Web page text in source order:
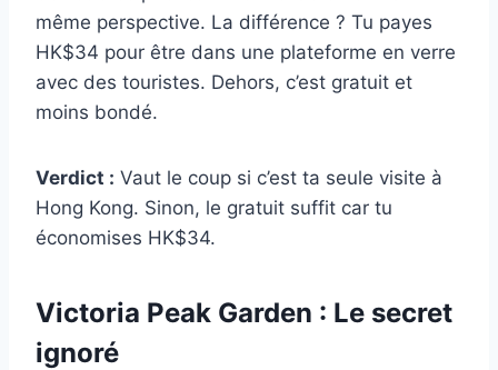
même perspective. La différence ? Tu payes
HK$34 pour être dans une plateforme en verre
avec des touristes. Dehors, c’est gratuit et
moins bondé.
Verdict : Vaut le coup si c’est ta seule visite à
Hong Kong. Sinon, le gratuit suffit car tu
économises HK$34.
Victoria Peak Garden : Le secret
ignoré